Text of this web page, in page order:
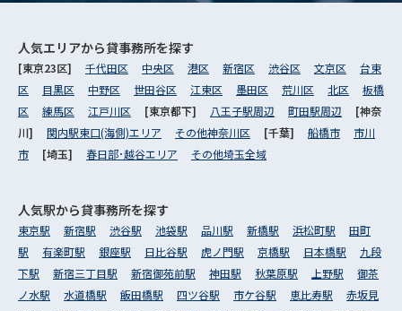
人気エリアから貸事務所を探す
[東京23区] 千代田区 中央区 港区 新宿区 渋谷区 文京区
台東
区
目黒区 中野区 世田谷区 江東区 墨田区 荒川区 北区
板橋
区
練馬区 江戸川区 [東京都下] 八王子駅周辺 町田駅周辺
[神奈
川] 関内駅東口(海側)エリア その他神奈川区 [千葉] 船橋市
市川
市
[埼玉] 春日部･越谷エリア その他埼玉全域
人気駅から貸事務所を探す
東京駅 新宿駅 渋谷駅 池袋駅 品川駅 新橋駅 浜松町駅
田町
駅
有楽町駅 銀座駅 日比谷駅 虎ノ門駅 京橋駅 日本橋駅
九段
下駅
新宿三丁目駅 新宿御苑前駅 神田駅 秋葉原駅 上野駅
御茶
ノ水駅
水道橋駅 飯田橋駅 四ツ谷駅 市ケ谷駅 恵比寿駅
赤坂見